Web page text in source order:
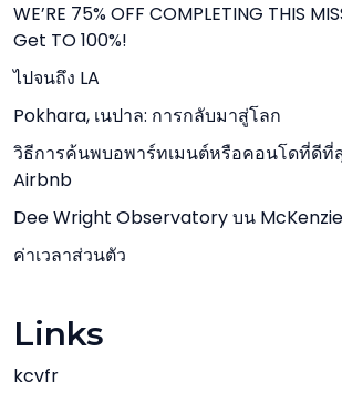
WE’RE 75% OFF COMPLETING THIS
Get TO 100%!
ไปจนถึง LA
Pokhara, เนปาล: การกลับมาสู่โลก
วิธีการค้นพบอพาร์ทเมนต์หรือคอนโดที่ดีที่
Airbnb
Dee Wright Observatory บน
ค่าเวลาส่วนตัว
Links
kcvfr